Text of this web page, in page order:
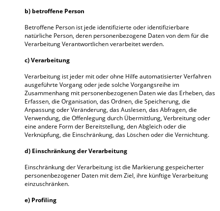
b) betroffene Person
Betroffene Person ist jede identifizierte oder identifizierbare
natürliche Person, deren personenbezogene Daten von dem für die
Verarbeitung Verantwortlichen verarbeitet werden.
c) Verarbeitung
Verarbeitung ist jeder mit oder ohne Hilfe automatisierter Verfahren
ausgeführte Vorgang oder jede solche Vorgangsreihe im
Zusammenhang mit personenbezogenen Daten wie das Erheben, das
Erfassen, die Organisation, das Ordnen, die Speicherung, die
Anpassung oder Veränderung, das Auslesen, das Abfragen, die
Verwendung, die Offenlegung durch Übermittlung, Verbreitung oder
eine andere Form der Bereitstellung, den Abgleich oder die
Verknüpfung, die Einschränkung, das Löschen oder die Vernichtung.
d) Einschränkung der Verarbeitung
Einschränkung der Verarbeitung ist die Markierung gespeicherter
personenbezogener Daten mit dem Ziel, ihre künftige Verarbeitung
einzuschränken.
e) Profiling